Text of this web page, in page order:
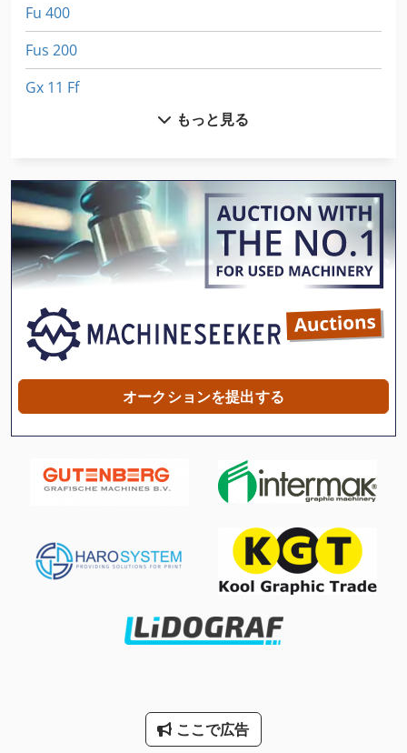
Fu 400
Fus 200
Gx 11 Ff
Kgs 1670
Meh 5 2 1 8 B
Mvh 5 1 4 B
Nu 204
Tak 18
その他
ファン 送風機
大きな トラック
もっと見る
オークションを提出する
ここで広告